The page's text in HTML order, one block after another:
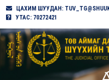
ЦАХИМ ШУУДАН:
УТАС: 70272421